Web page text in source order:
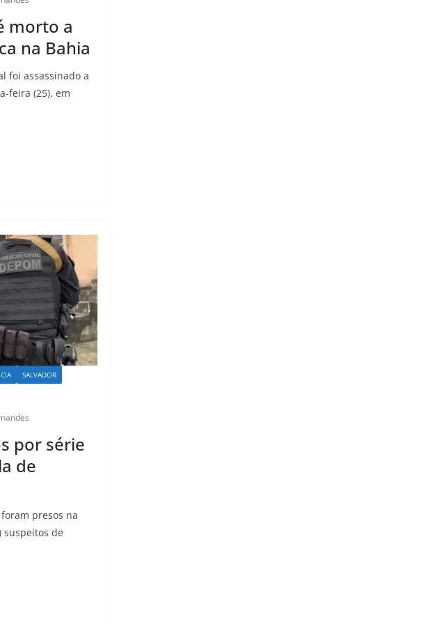
morto a
na Bahia
foi assassinado a
feira (25), em
SALVADOR
por série
de
presos na
suspeitos de